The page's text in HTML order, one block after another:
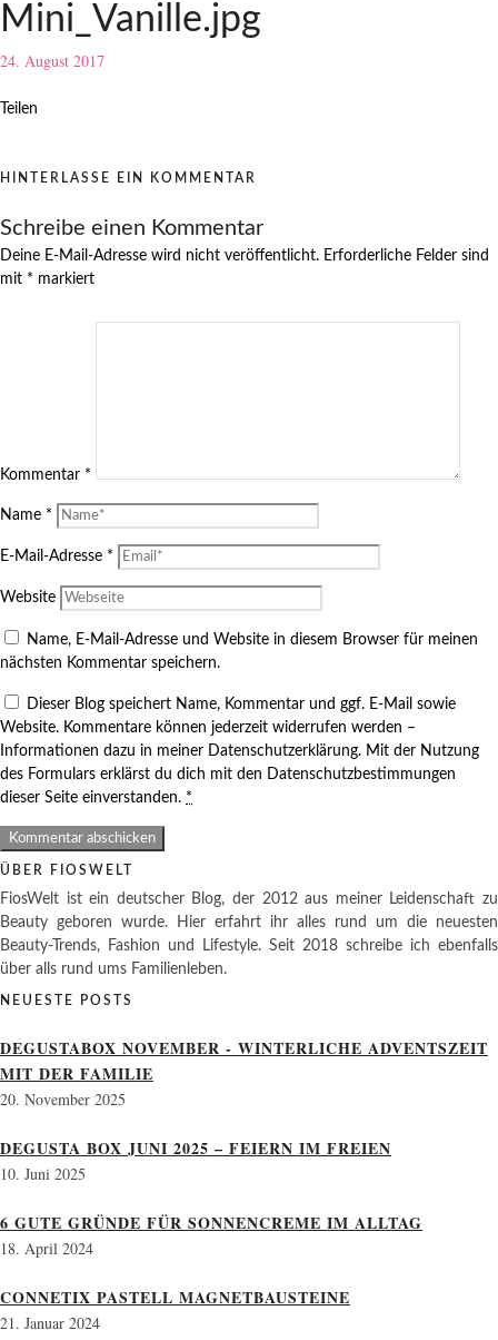
Mini_Vanille.jpg
24. August 2017
Teilen
HINTERLASSE EIN KOMMENTAR
Schreibe einen Kommentar
Deine E-Mail-Adresse wird nicht veröffentlicht. Erforderliche Felder sind
mit * markiert
Kommentar *
Name *
E-Mail-Adresse *
Website
Name, E-Mail-Adresse und Website in diesem Browser für meinen
nächsten Kommentar speichern.
Dieser Blog speichert Name, Kommentar und ggf. E-Mail sowie
Website. Kommentare können jederzeit widerrufen werden –
Informationen dazu in meiner Datenschutzerklärung. Mit der Nutzung
des Formulars erklärst du dich mit den Datenschutzbestimmungen
dieser Seite einverstanden. *
ÜBER FIOSWELT
FiosWelt ist ein deutscher Blog, der 2012 aus meiner Leidenschaft zu
Beauty geboren wurde. Hier erfahrt ihr alles rund um die neuesten
Beauty-Trends, Fashion und Lifestyle. Seit 2018 schreibe ich ebenfalls
über alls rund ums Familienleben.
NEUESTE POSTS
DEGUSTABOX NOVEMBER - WINTERLICHE ADVENTSZEIT
MIT DER FAMILIE
20. November 2025
DEGUSTA BOX JUNI 2025 – FEIERN IM FREIEN
10. Juni 2025
6 GUTE GRÜNDE FÜR SONNENCREME IM ALLTAG
18. April 2024
CONNETIX PASTELL MAGNETBAUSTEINE
21. Januar 2024